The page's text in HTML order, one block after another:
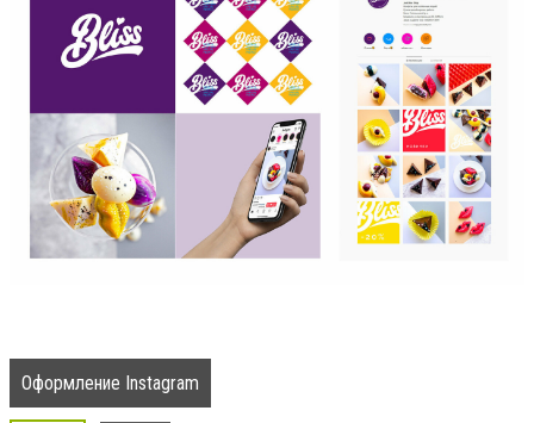
Оформление Instagram